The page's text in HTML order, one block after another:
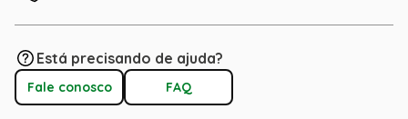
Está precisando de ajuda?
Fale conosco FAQ